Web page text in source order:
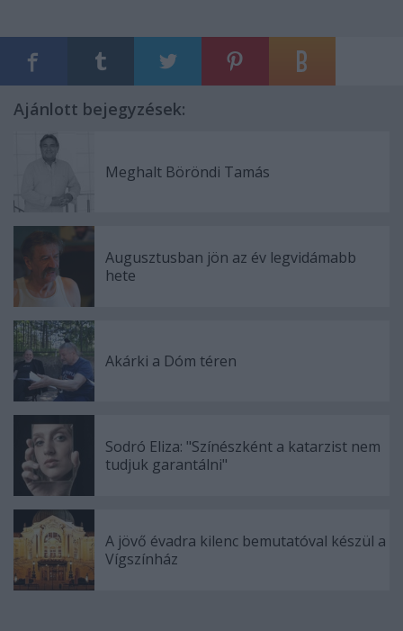
Ajánlott bejegyzések:
Meghalt Böröndi Tamás
Augusztusban jön az év legvidámabb
hete
Akárki a Dóm téren
Sodró Eliza: "Színészként a katarzist nem
tudjuk garantálni"
A jövő évadra kilenc bemutatóval készül a
Vígszínház